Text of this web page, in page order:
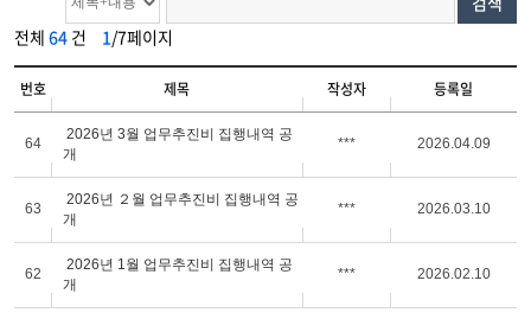
전체 64 건 1 /7페이지
번호 제목 작성자 등록일
64
2026년 3월 업무추진비 집행내역 공
개
*** 2026.04.09
63
2026년 ２월 업무추진비 집행내역 공
개
*** 2026.03.10
62
2026년 1월 업무추진비 집행내역 공
개
*** 2026.02.10